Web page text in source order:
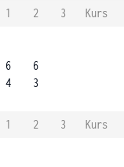
1 2 3
Kurs
6
4
6
3
1 2 3
Kurs